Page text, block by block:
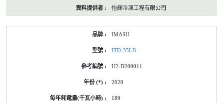
怡輝冷凍工程有限公司
IMASU
ITD-35LB
U2-D200011
2020
189